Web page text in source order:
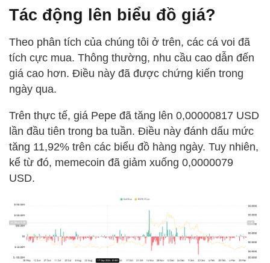
Tác động lên biểu đồ giá?
Theo phân tích của chúng tôi ở trên, các cá voi đã
tích cực mua. Thông thường, nhu cầu cao dẫn đến
giá cao hơn. Điều này đã được chứng kiến trong
ngày qua.
Trên thực tế, giá Pepe đã tăng lên 0,00000817 USD
lần đầu tiên trong ba tuần. Điều này đánh dấu mức
tăng 11,92% trên các biểu đồ hàng ngày. Tuy nhiên,
kể từ đó, memecoin đã giảm xuống 0,0000079
USD.